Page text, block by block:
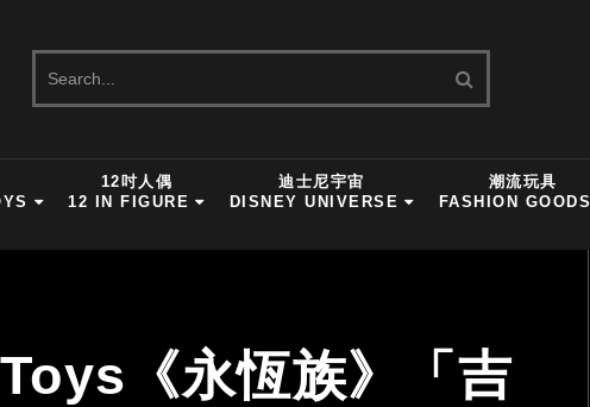
12吋人偶
12 IN FIGURE
迪士尼宇宙
DISNEY UNIVERSE
潮流玩具
FASHION GOODS
《永恆族》「吉